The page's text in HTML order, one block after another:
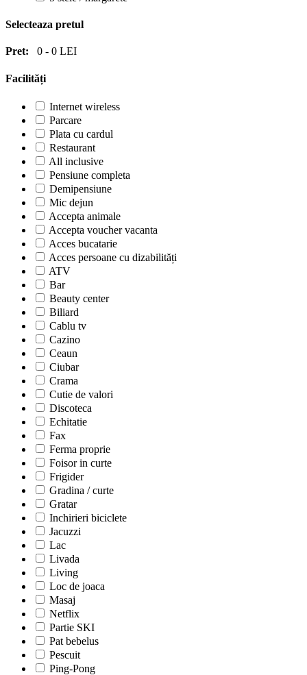
Selecteaza pretul
Pret: 0 - 0 LEI
Facilități
Internet wireless
Parcare
Plata cu cardul
Restaurant
All inclusive
Pensiune completa
Demipensiune
Mic dejun
Accepta animale
Accepta voucher vacanta
Acces bucatarie
Acces persoane cu dizabilități
ATV
Bar
Beauty center
Biliard
Cablu tv
Cazino
Ceaun
Ciubar
Crama
Cutie de valori
Discoteca
Echitatie
Fax
Ferma proprie
Foisor in curte
Frigider
Gradina / curte
Gratar
Inchirieri biciclete
Jacuzzi
Lac
Livada
Living
Loc de joaca
Masaj
Netflix
Partie SKI
Pat bebelus
Pescuit
Ping-Pong